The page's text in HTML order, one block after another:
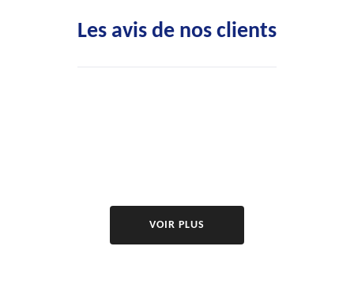
Les avis de nos clients
VOIR PLUS